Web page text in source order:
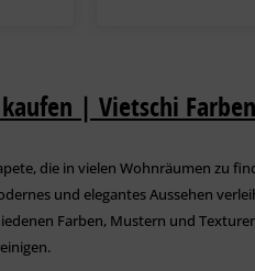
| Vietschi Farben
die in vielen Wohnräumen zu
und elegantes Aussehen
Farben, Mustern und